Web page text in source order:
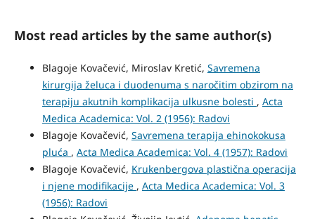
Most read articles by the same author(s)
Blagoje Kovačević, Miroslav Kretić, Savremena
kirurgija želuca i duodenuma s naročitim obzirom na
terapiju akutnih komplikacija ulkusne bolesti , Acta
Medica Academica: Vol. 2 (1956): Radovi
Blagoje Kovačević, Savremena terapija ehinokokusa
pluća , Acta Medica Academica: Vol. 4 (1957): Radovi
Blagoje Kovačević, Krukenbergova plastična operacija
i njene modifikacije , Acta Medica Academica: Vol. 3
(1956): Radovi